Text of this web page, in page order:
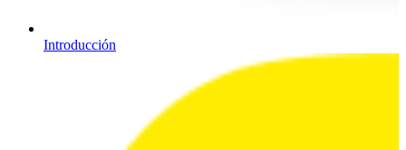
Introducción